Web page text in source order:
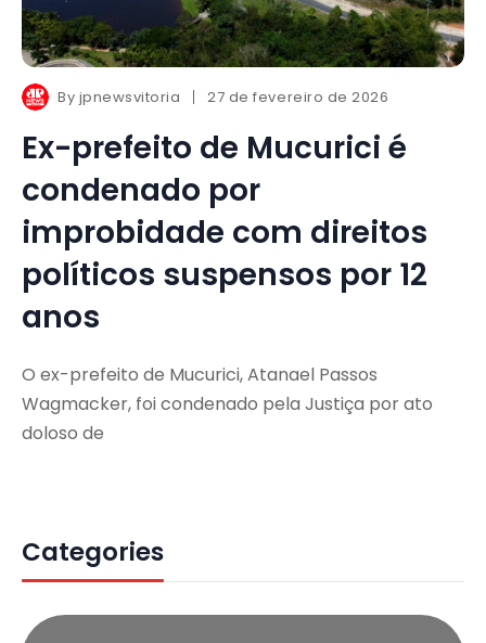
By jpnewsvitoria 27 de fevereiro de 2026
Ex-prefeito de Mucurici é
condenado por
improbidade com direitos
políticos suspensos por 12
anos
O ex-prefeito de Mucurici, Atanael Passos
Wagmacker, foi condenado pela Justiça por ato
doloso de
Categories